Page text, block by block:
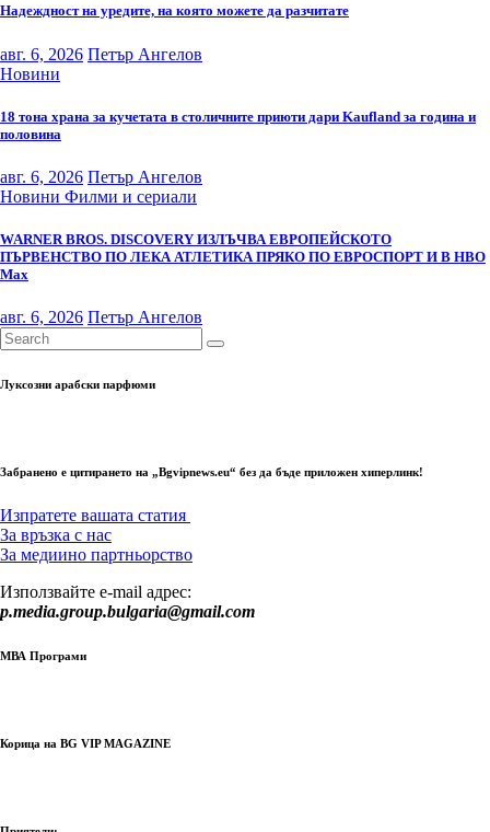
Надеждност на уредите, на която можете да разчитате
авг. 6, 2026 Петър Ангелов
Новини
18 тона храна за кучетата в столичните приюти дари Kaufland за година и
половина
авг. 6, 2026 Петър Ангелов
Новини Филми и сериали
WARNER BROS. DISCOVERY ИЗЛЪЧВА ЕВРОПЕЙСКОТО
ПЪРВЕНСТВО ПО ЛЕКА АТЛЕТИКА ПРЯКО ПО ЕВРОСПОРТ И В НВО
Мах
авг. 6, 2026 Петър Ангелов
Луксозни арабски парфюми
Забранено е цитирането на „Bgvipnews.eu“ без да бъде приложен хиперлинк!
Изпратете вашата статия
За връзка с нас
За медиино партньорство
Използвайте e-mail адрес:
p.media.group.bulgaria@gmail.com
МВА Програми
Корица на BG VIP MAGAZINE